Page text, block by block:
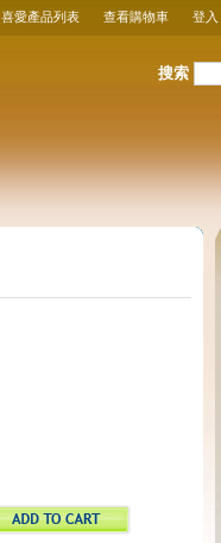
喜愛產品列表 查看購物車 登入
搜索